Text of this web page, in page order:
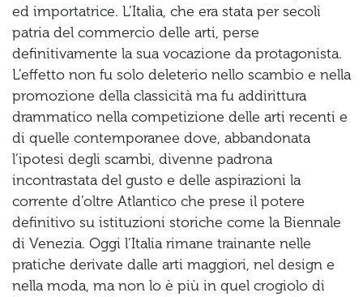
ed importatrice. L’Italia, che era stata per secoli
patria del commercio delle arti, perse
definitivamente la sua vocazione da protagonista.
L’effetto non fu solo deleterio nello scambio e nella
promozione della classicità ma fu addirittura
drammatico nella competizione delle arti recenti e
di quelle contemporanee dove, abbandonata
l’ipotesi degli scambi, divenne padrona
incontrastata del gusto e delle aspirazioni la
corrente d’oltre Atlantico che prese il potere
definitivo su istituzioni storiche come la Biennale
di Venezia. Oggi l’Italia rimane trainante nelle
pratiche derivate dalle arti maggiori, nel design e
nella moda, ma non lo è più in quel crogiolo di